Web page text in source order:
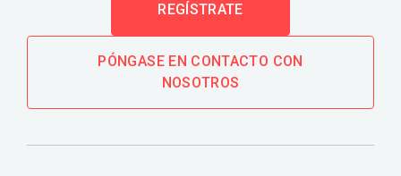
REGÍSTRATE
PÓNGASE EN CONTACTO CON
NOSOTROS